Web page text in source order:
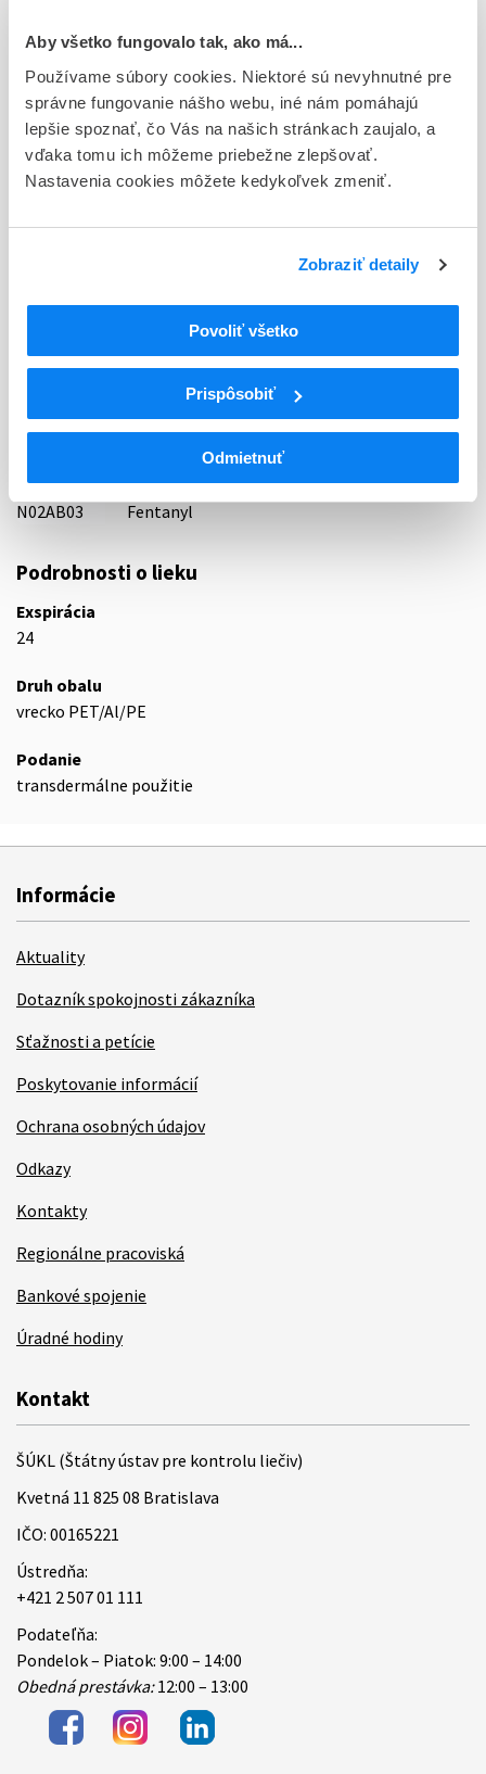
Aby všetko fungovalo tak, ako má...
Používame súbory cookies. Niektoré sú nevyhnutné pre
správne fungovanie nášho webu, iné nám pomáhajú
lepšie spoznať, čo Vás na našich stránkach zaujalo, a
vďaka tomu ich môžeme priebežne zlepšovať.
Nastavenia cookies môžete kedykoľvek zmeniť.
Zobraziť detaily
Povoliť všetko
Prispôsobiť
Odmietnuť
emp tdm 16x75 mikrogramov/h (vre. PET/Al/PE)
R - Aktuálna registrácia
Typ registračnej procedúry
Decentralizovaná
Sandoz Pharmaceuticals d.d., Slovinsko
Indikačná skupina
65 - ANALGETICA - ANODYNA
N02
Analgetiká
Opioidné analgetiká (anodyná)
N02AB
Deriváty fenylpiperidínu
N02AB03
Fentanyl
Podrobnosti o lieku
Exspirácia
24
Druh obalu
vrecko PET/Al/PE
Podanie
transdermálne použitie
Informácie
Aktuality
Dotazník spokojnosti zákazníka
Sťažnosti a petície
Poskytovanie informácií
Ochrana osobných údajov
Odkazy
Kontakty
Regionálne pracoviská
Bankové spojenie
Úradné hodiny
Kontakt
ŠÚKL (Štátny ústav pre kontrolu liečiv)
Kvetná 11 825 08 Bratislava
IČO: 00165221
Ústredňa:
+421 2 507 01 111
Podateľňa:
Pondelok – Piatok: 9:00 – 14:00
Obedná prestávka:12:00 – 13:00